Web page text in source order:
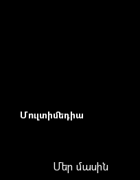
Մուլտիմեդիա
Մեր մասին